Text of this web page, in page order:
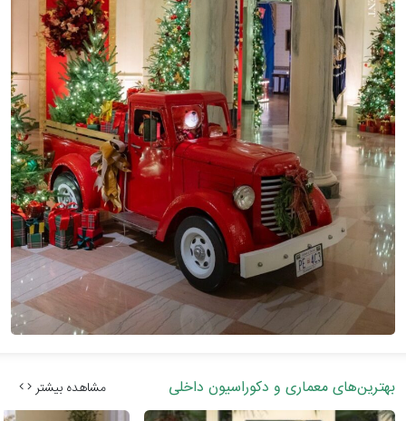
بهترین‌های معماری و دکوراسیون داخلی مشاهده بیشتر